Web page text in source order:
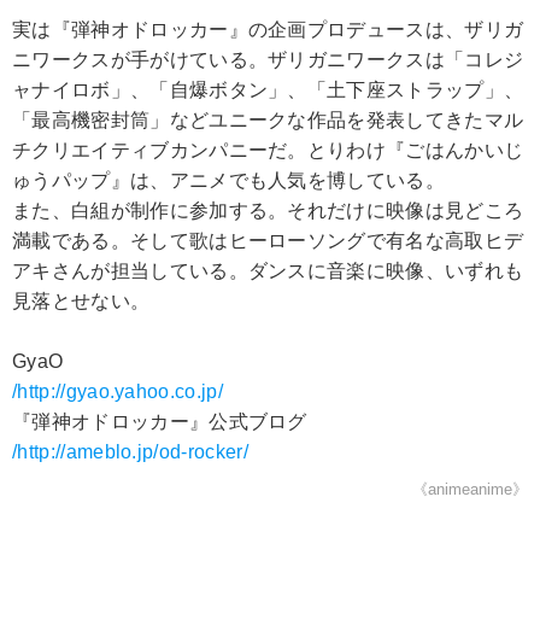
実は『弾神オドロッカー』の企画プロデュースは、ザリガ
ニワークスが手がけている。ザリガニワークスは「コレジ
ャナイロボ」、「自爆ボタン」、「土下座ストラップ」、
「最高機密封筒」などユニークな作品を発表してきたマル
チクリエイティブカンパニーだ。とりわけ『ごはんかいじ
ゅうパップ』は、アニメでも人気を博している。
また、白組が制作に参加する。それだけに映像は見どころ
満載である。そして歌はヒーローソングで有名な高取ヒデ
アキさんが担当している。ダンスに音楽に映像、いずれも
見落とせない。
GyaO
/http://gyao.yahoo.co.jp/
『弾神オドロッカー』公式ブログ
/http://ameblo.jp/od-rocker/
《animeanime》